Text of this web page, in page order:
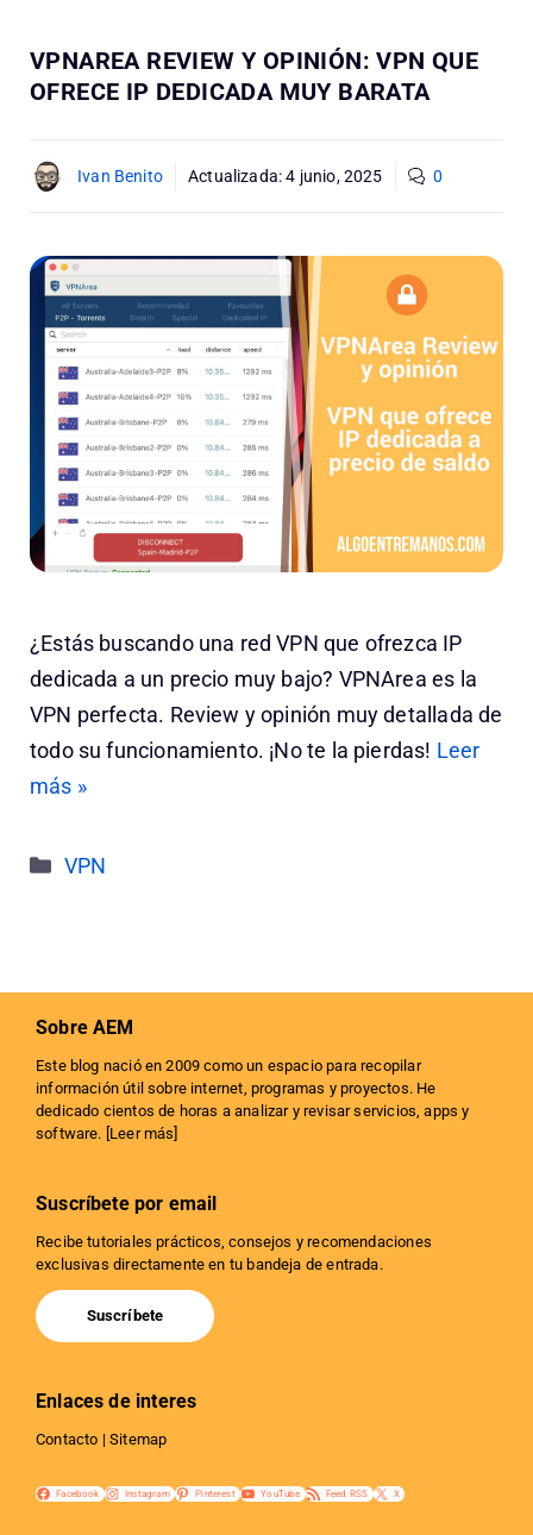
VPNAREA REVIEW Y OPINIÓN: VPN QUE
OFRECE IP DEDICADA MUY BARATA
Ivan Benito Actualizada:4 junio, 2025 0
¿Estás buscando una red VPN que ofrezca IP
dedicada a un precio muy bajo? VPNArea es la
VPN perfecta. Review y opinión muy detallada de
todo su funcionamiento. ¡No te la pierdas! Leer
más »
Categorías
VPN
Sobre AEM
Este blog nació en 2009 como un espacio para recopilar
información útil sobre internet, programas y proyectos. He
dedicado cientos de horas a analizar y revisar servicios, apps y
software. [Leer más]
Suscríbete por email
Recibe tutoriales prácticos, consejos y recomendaciones
exclusivas directamente en tu bandeja de entrada.
Suscríbete
Enlaces de interes
Contacto | Sitemap
Facebook Instagram Pinterest YouTube Feed RSS X